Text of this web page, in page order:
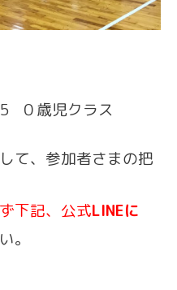
０歳児クラス
て、参加者さまの把
下記、公式LINEに
。